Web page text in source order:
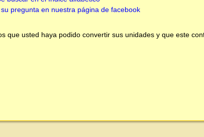
pregunta en nuestra página de facebook
que usted haya podido convertir sus unidades y que este